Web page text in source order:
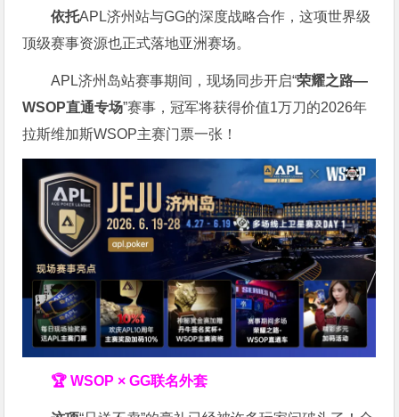
依托APL济州站与GG的深度战略合作，这项世界级
顶级赛事资源也正式落地亚洲赛场。
APL济州岛站赛事期间，现场同步开启“荣耀之路—
WSOP直通专场”赛事，冠军将获得价值1万刀的2026年
拉斯维加斯WSOP主赛门票一张！
🏆 WSOP × GG联名外套